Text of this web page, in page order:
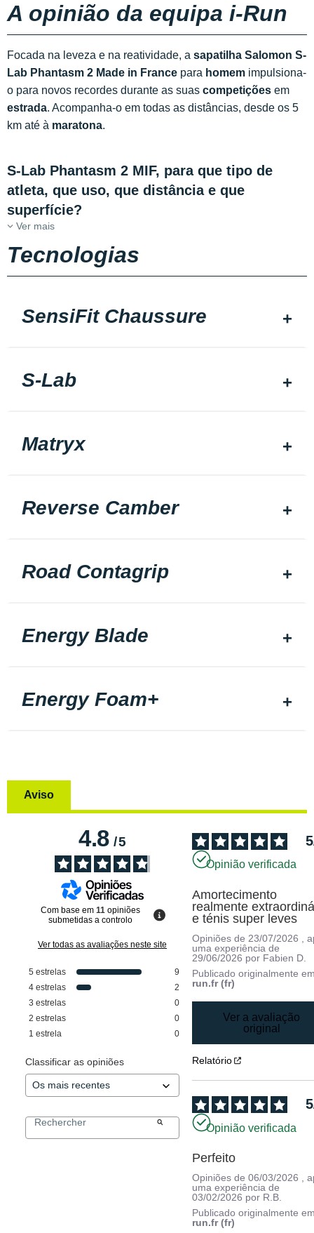
A opinião da equipa i-Run
Focada na leveza e na reatividade, a sapatilha Salomon S-
Lab Phantasm 2 Made in France para homem impulsiona-
o para novos recordes durante as suas competições em
estrada. Acompanha-o em todas as distâncias, desde os 5
km até à maratona.
S-Lab Phantasm 2 MIF, para que tipo de
atleta, que uso, que distância e que
superfície?
Ver mais
Tecnologias
SensiFit Chaussure
S-Lab
Matryx
Reverse Camber
Road Contagrip
Energy Blade
Energy Foam+
Aviso
4.8/5
Com base em 11 opiniões
submetidas a controlo
Ver todas as avaliações neste site
5 estrelas
9
4 estrelas
2
3 estrelas
0
2 estrelas
0
1 estrela 0
Classificar as opiniões
5
Opinião verificada
Amortecimento
realmente
e ténis super leves
Opiniões de 23/07/2026
,
uma experiência de
29/06/2026 por Fabien D.
Publicado originalmente
run.fr (fr)
Ver a avaliação
original
Relatório
5
Opinião verificada
Perfeito
Opiniões de06/03/2026 ,
uma experiência de
03/02/2026 por R.B.
Publicado originalmente
run.fr (fr)